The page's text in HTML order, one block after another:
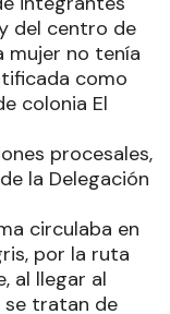
del centro de
mujer no tenía
como
colonia El
procesales,
la Delegación
circulaba en
por la ruta
al llegar al
se tratan de